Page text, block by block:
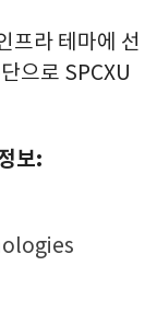
프라 테마에 선
으로 SPCXU
보: